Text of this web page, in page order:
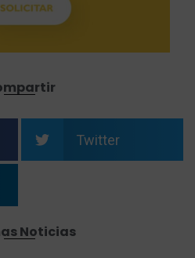
Twitter
Noticias